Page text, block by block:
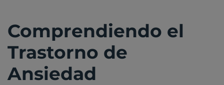
Comprendiendo el
Trastorno de
Ansiedad